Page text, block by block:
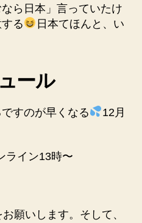
ら日本」言っていたけ
る
日本てほんと、い
ール
すのが早くなる
12月
ライン13時〜
願いします。そして、